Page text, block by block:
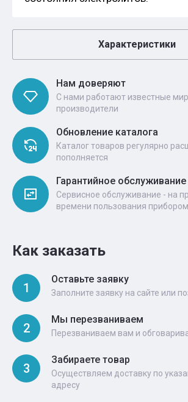
Характеристики
Нам доверяют
С нами работают известные
производители
Обновление каталога
Каталог товаров регулярно
пополняется
Гарантийное обслуживание
Сервисное обслуживание - на
времени пользования прибором
Как заказать
1
Оставьте заявку
Заполните заявку на сайте или
2
Мы перезваниваем
Перезваниваем вам и
3
Забираете товар
Осуществляем доставку по
адресу